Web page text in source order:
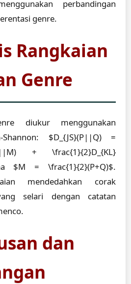
perbandingan
genre.
Rangkaian
Genre
diukur menggunakan
Shannon: $D_{JS}(P||Q) =
+ \frac{1}{2}D_{KL}
$M = \frac{1}{2}(P+Q)$.
mendedahkan corak
selari dengan catatan
dan